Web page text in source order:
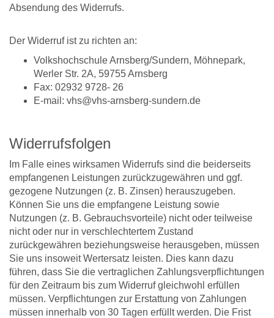
Absendung des Widerrufs.
Der Widerruf ist zu richten an:
Volkshochschule Arnsberg/Sundern, Möhnepark,
Werler Str. 2A, 59755 Arnsberg
Fax: 02932 9728- 26
E-mail: vhs@vhs-arnsberg-sundern.de
Widerrufsfolgen
Im Falle eines wirksamen Widerrufs sind die beiderseits
empfangenen Leistungen zurückzugewähren und ggf.
gezogene Nutzungen (z. B. Zinsen) herauszugeben.
Können Sie uns die empfangene Leistung sowie
Nutzungen (z. B. Gebrauchsvorteile) nicht oder teilweise
nicht oder nur in verschlechtertem Zustand
zurückgewähren beziehungsweise herausgeben, müssen
Sie uns insoweit Wertersatz leisten. Dies kann dazu
führen, dass Sie die vertraglichen Zahlungsverpflichtungen
für den Zeitraum bis zum Widerruf gleichwohl erfüllen
müssen. Verpflichtungen zur Erstattung von Zahlungen
müssen innerhalb von 30 Tagen erfüllt werden. Die Frist